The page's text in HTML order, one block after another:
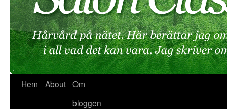
Hem About Om
bloggen